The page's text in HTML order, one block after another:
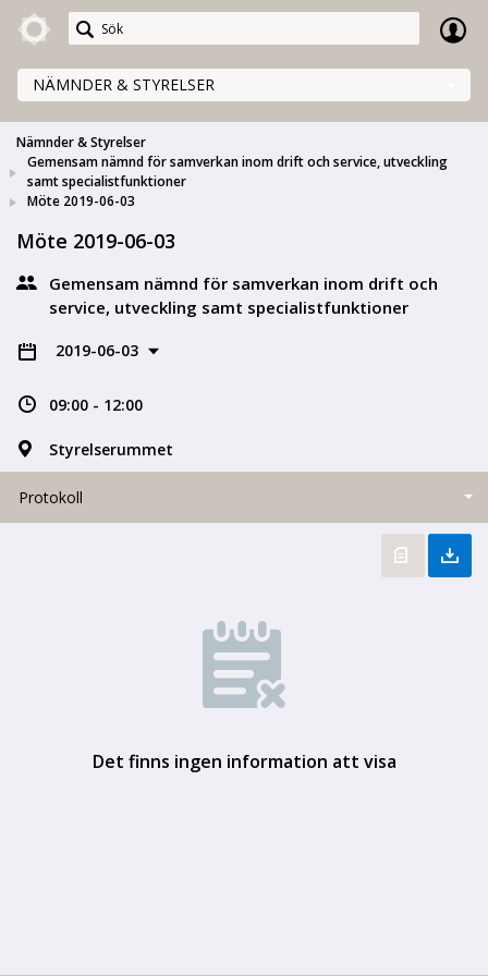
Meetings+
NÄMNDER & STYRELSER
Nämnder & Styrelser
Gemensam nämnd för samverkan inom drift och service, utveckling
samt specialistfunktioner
Möte 2019-06-03
Möte 2019-06-03
Gemensam nämnd för samverkan inom drift och
service, utveckling samt specialistfunktioner
2019-06-03
09:00 - 12:00
Styrelserummet
Protokoll
Det finns ingen information att visa